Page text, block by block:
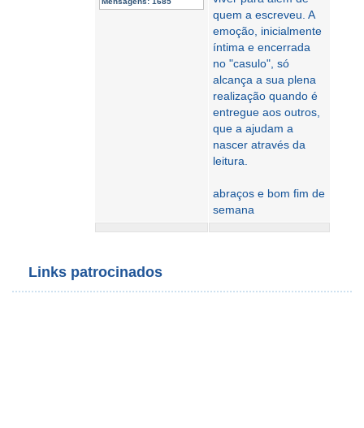
quem a escreveu. A
emoção, inicialmente
íntima e encerrada
no "casulo", só
alcança a sua plena
realização quando é
entregue aos outros,
que a ajudam a
nascer através da
leitura.
abraços e bom fim de
semana
Links patrocinados